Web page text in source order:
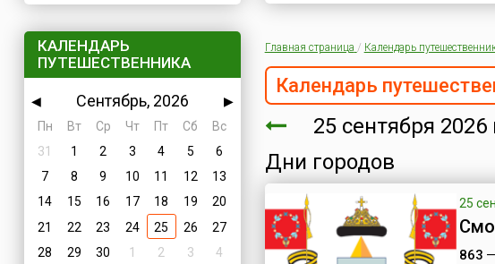
КАЛЕНДАРЬ
ПУТЕШЕСТВЕННИКА
◀ Сентябрь, 2026
▶
Пн
Вт Ср Чт Пт Сб
Вс
31
1 2 3 4 5
6
7
8 9 10 11 12
13
14
15 16 17 18 19
20
21
22 23 24 25 26
27
28
29 30 1 2 3
4
Главная страница / Календарь
Календарь
25 сентября 2026
Дни городов
25
863